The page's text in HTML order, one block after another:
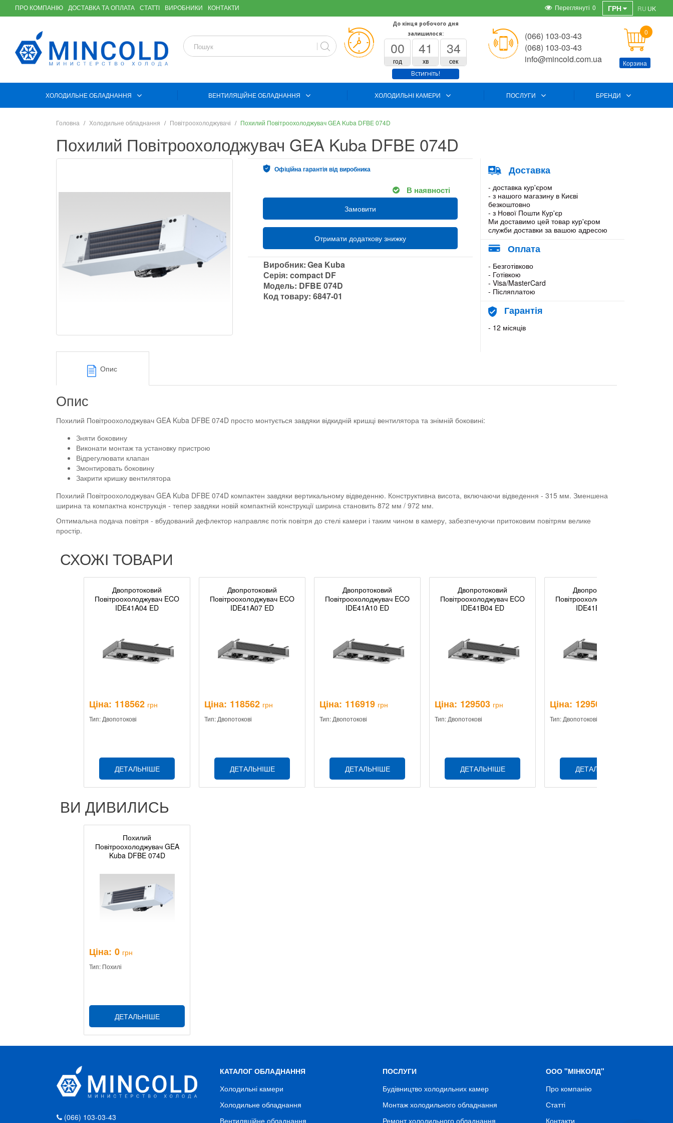
ПРО КОМПАНІЮ ДОСТАВКА ТА ОПЛАТА СТАТТІ ВИРОБНИКИ КОНТАКТИ ГРН RU UK
Переглянуті 0
До кінця робочого дня
залишилося:
00
год
41
хв
34
сек
Встигніть!
(066) 103-03-43
(068) 103-03-43
info@mincold.com.ua
0
Корзина
ХОЛОДИЛЬНЕ ОБЛАДНАННЯ ВЕНТИЛЯЦІЙНЕ ОБЛАДНАННЯ ХОЛОДИЛЬНІ КАМЕРИ ПОСЛУГИ БРЕНДИ
Головна Холодильне обладнання Повітроохолоджувачі Похилий Повітроохолоджувач GEA Kuba DFBE 074D
Похилий Повітроохолоджувач GEA Kuba DFBE 074D
Офіційна гарантія від виробника
В наявності
Замовити
Отримати додаткову знижку
Виробник:Gea Kuba
Серія:compact DF
Модель: DFBE 074D
Код товару:6847-01
Доставка
- доставка кур'єром
- з нашого магазину в Києві
безкоштовно
- з Нової Пошти Кур'єр
Ми доставимо цей товар кур'єром
служби доставки за вашою адресою
Оплата
- Безготівково
- Готівкою
- Visa/MasterCard
- Післяплатою
Гарантія
- 12 місяців
Опис
Опис
Похилий Повітроохолоджувач GEA Kuba DFBE 074D просто монтується завдяки відкидній кришці вентилятора та знімній боковині:
Зняти боковину
Виконати монтаж та установку пристрою
Відрегулювати клапан
Змонтировать боковину
Закрити кришку вентилятора
Похилий Повітроохолоджувач GEA Kuba DFBE 074D компактен завдяки вертикальному відведенню. Конструктивна висота, включаючи відведення - 315 мм. Зменшена
ширина та компактна конструкція - тепер завдяки новій компактній конструкції ширина становить 872 мм / 972 мм.
Оптимальна подача повітря - вбудований дефлектор направляє потік повітря до стелі камери і таким чином в камеру, забезпечуючи притоковим повітрям велике
простір.
СХОЖІ ТОВАРИ
Двопротоковий
Повітроохолоджувач ECO
IDE41A04 ED
Ціна: 118562 грн
Тип: Двопотокові
ДЕТАЛЬНІШЕ
Двопротоковий
Повітроохолоджувач ECO
IDE41A07 ED
Ціна: 118562 грн
Тип: Двопотокові
ДЕТАЛЬНІШЕ
Двопротоковий
Повітроохолоджувач ECO
IDE41A10 ED
Ціна: 116919 грн
Тип: Двопотокові
ДЕТАЛЬНІШЕ
Двопротоковий
Повітроохолоджувач ECO
IDE41B04 ED
Ціна: 129503 грн
Тип: Двопотокові
ДЕТАЛЬНІШЕ
Двопротоковий
Повітроохолоджувач ECO
IDE41B07 ED
Ціна: 129503
Тип: Двопотокові
ДЕТАЛЬНІШЕ
ВИ ДИВИЛИСЬ
Похилий
Повітроохолоджувач GEA
Kuba DFBE 074D
Ціна: 0 грн
Тип: Похилі
ДЕТАЛЬНІШЕ
(066) 103-03-43
КАТАЛОГ ОБЛАДНАННЯ
Холодильні камери
Холодильне обладнання
Вентиляційне обладнання
ПОСЛУГИ
Будівництво холодильних камер
Монтаж холодильного обладнання
Ремонт холодильного обладнання
ООО "МІНКОЛД"
Про компанію
Статті
Контакти